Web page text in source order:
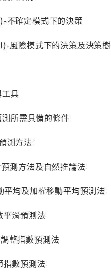
不確定模式下的決策
風險模式下的決策及決策樹
具
所需具備的條件
測方法
測方法及自然推論法
均及加權移動平均預測法
滑預測法
整指數預測法
數預測法